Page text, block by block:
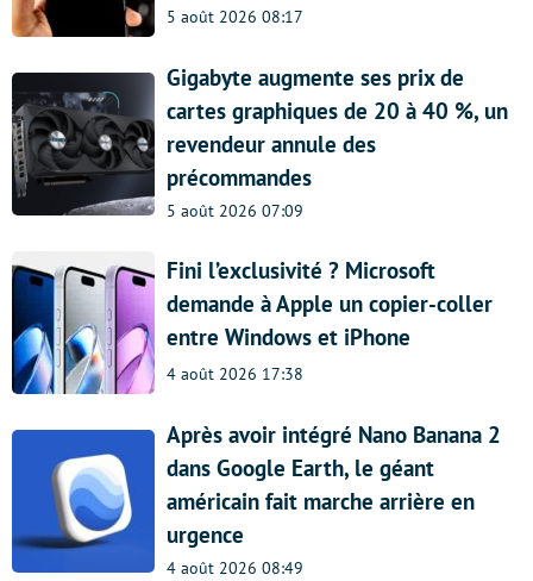
5 août 2026 08:17
Gigabyte augmente ses prix de
cartes graphiques de 20 à 40 %, un
revendeur annule des
précommandes
5 août 2026 07:09
Fini l’exclusivité ? Microsoft
demande à Apple un copier-coller
entre Windows et iPhone
4 août 2026 17:38
Après avoir intégré Nano Banana 2
dans Google Earth, le géant
américain fait marche arrière en
urgence
4 août 2026 08:49